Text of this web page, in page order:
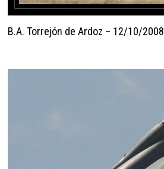
B.A. Torrejón de Ardoz – 12/10/2008